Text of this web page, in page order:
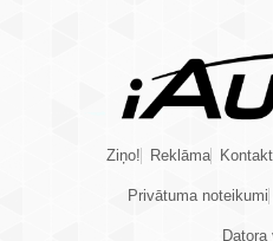
Ziņo! Reklāma
Privātuma noteikumi
Datora